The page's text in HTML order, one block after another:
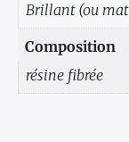
Brillant (ou
Composition
résine fibrée